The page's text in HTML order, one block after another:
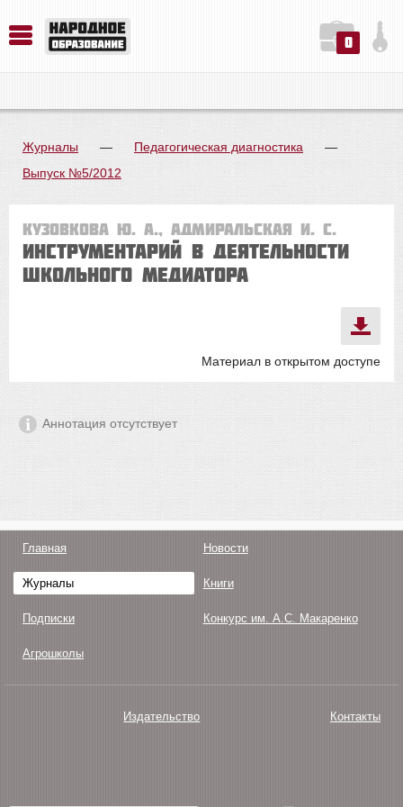
0
Журналы — Педагогическая диагностика
—
Выпуск №5/2012
Кузовкова Ю. А., Адмиральская И. С.
Инструментарий в деятельности
школьного медиатора
Материал в открытом доступе
Аннотация отсутствует
Главная Новости
Журналы Книги
Подписки Конкурс им. А.С. Макаренко
Агрошколы
Издательство Контакты